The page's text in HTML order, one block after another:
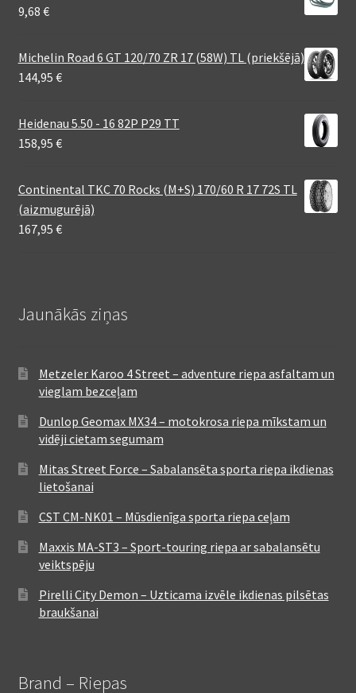
9,68 €
Michelin Road 6 GT 120/70 ZR 17 (58W) TL (priekšējā)
144,95 €
Heidenau 5.50 - 16 82P P29 TT
158,95 €
Continental TKC 70 Rocks (M+S) 170/60 R 17 72S TL
(aizmugurējā)
167,95 €
Jaunākās ziņas
Metzeler Karoo 4 Street – adventure riepa asfaltam un
vieglam bezceļam
Dunlop Geomax MX34 – motokrosa riepa mīkstam un
vidēji cietam segumam
Mitas Street Force – Sabalansēta sporta riepa ikdienas
lietošanai
CST CM-NK01 – Mūsdienīga sporta riepa ceļam
Maxxis MA-ST3 – Sport-touring riepa ar sabalansētu
veiktspēju
Pirelli City Demon – Uzticama izvēle ikdienas pilsētas
braukšanai
Brand – Riepas